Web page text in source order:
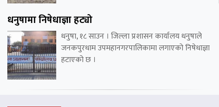
धनुषामा निषेधाज्ञा हट्यो
धनुषा, १८ साउन । जिल्ला प्रशासन कार्यालय धनुषाले
जनकपुरधाम उपमहानगरपालिकामा लगाएको निषेधाज्ञा
हटाएको छ ।